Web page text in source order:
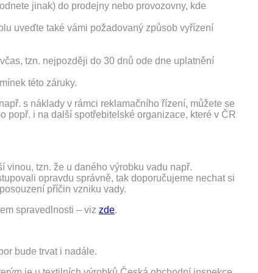
jinak) do prodejny nebo provozovny, kde
uveďte také vámi požadovaný způsob vyřízení
tzn. nejpozději do 30 dnů ode dne uplatnění
této záruky.
s náklady v rámci reklamačního řízení, můžete se
popř. i na další spotřebitelské organizace, které v ČR
vinou, tzn. že u daného výrobku vadu např.
opravdu správně, tak doporučujeme nechat si
příčin vzniku vady.
spravedlnosti – viz zde.
bude trvat i nadále.